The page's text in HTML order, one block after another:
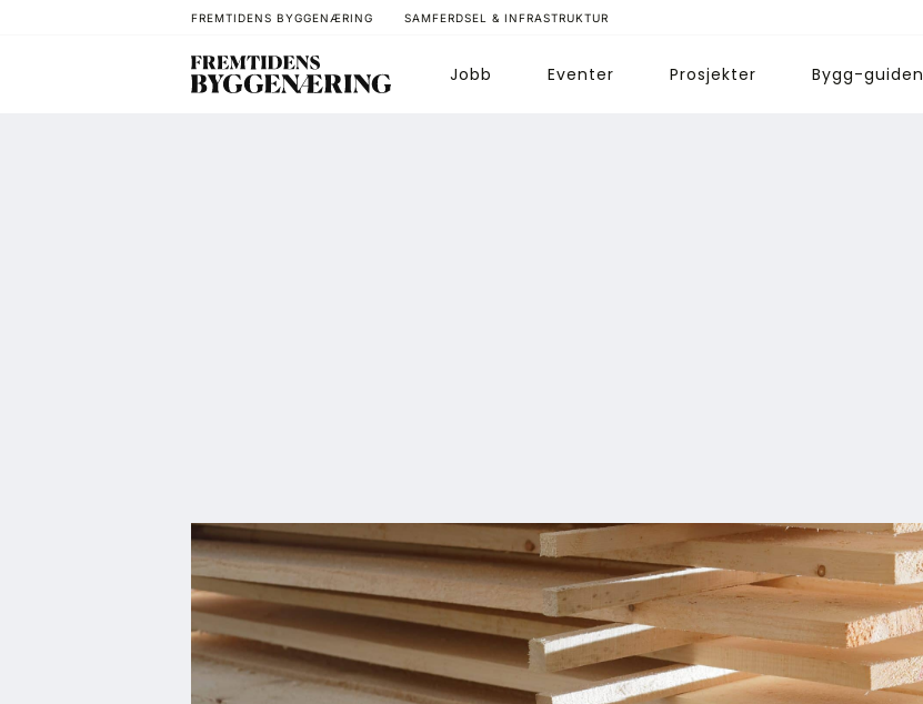
FREMTIDENS BYGGENÆRING SAMFERDSEL & INFRASTRUKTUR
Jobb Eventer Prosjekter Bygg-guiden